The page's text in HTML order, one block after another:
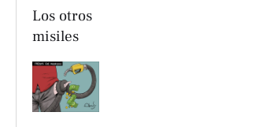
Los otros
misiles